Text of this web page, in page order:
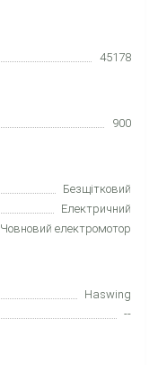
45178
900
Безщітковий
Електричний
Човновий електромотор
Haswing
--